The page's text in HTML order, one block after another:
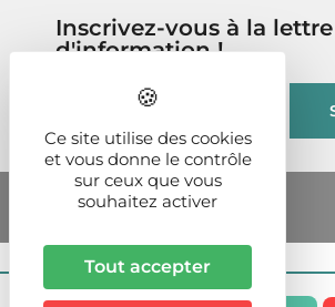
Inscrivez-vous à la lettre
d'information !
Ce site utilise des cookies
et vous donne le contrôle
sur ceux que vous
souhaitez activer
Tout accepter